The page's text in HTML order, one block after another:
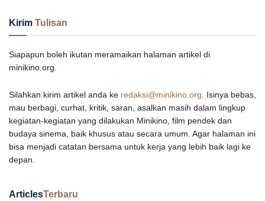
Kirim Tulisan
Siapapun boleh ikutan meramaikan halaman artikel di
minikino.org.
Silahkan kirim artikel anda ke redaksi@minikino.org . Isinya bebas,
mau berbagi, curhat, kritik, saran, asalkan masih dalam lingkup
kegiatan-kegiatan yang dilakukan Minikino, film pendek dan
budaya sinema, baik khusus atau secara umum. Agar halaman ini
bisa menjadi catatan bersama untuk kerja yang lebih baik lagi ke
depan.
ArticlesTerbaru